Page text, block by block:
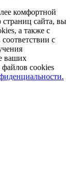
комфортной
страниц сайта, вы
а также с
с
ваших
cookies